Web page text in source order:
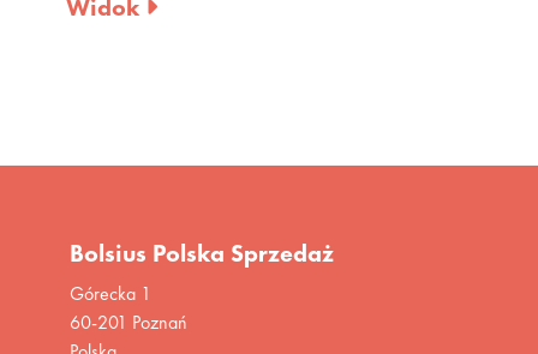
Bolsius Polska Sprzedaż
Górecka 1
60-201 Poznań